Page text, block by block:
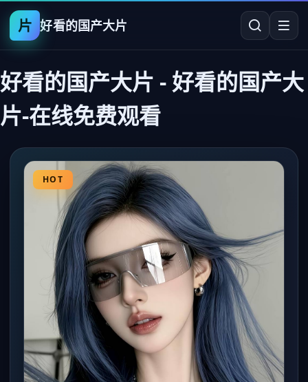
片 好看的国产大片
好看的国产大片 - 好看的国产大
片-在线免费观看
HOT